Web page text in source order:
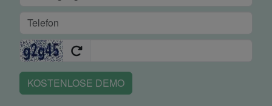
KOSTENLOSE DEMO